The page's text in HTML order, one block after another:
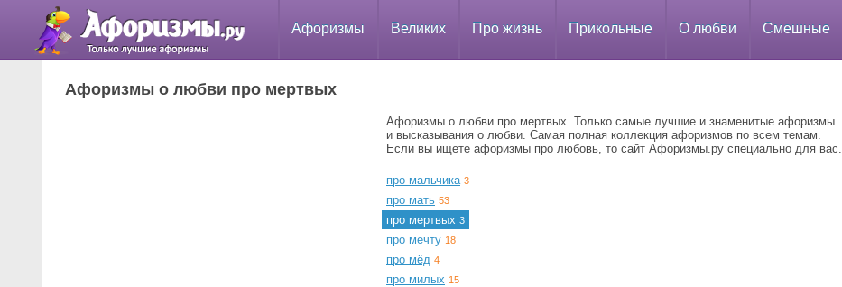
Афоризмы Великих Про жизнь Прикольные О любви Смешные
Афоризмы о любви про мертвых
Афоризмы о любви про мертвых. Только самые лучшие и знаменитые афоризмы
и высказывания о любви. Самая полная коллекция афоризмов по всем темам.
Если вы ищете афоризмы про любовь, то сайт Афоризмы.ру специально для вас.
про мальчика 3
про мать 53
про мертвых 3
про мечту 18
про мёд 4
про милых 15